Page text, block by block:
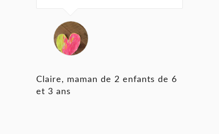
Claire, maman de 2 enfants de 6
et 3 ans